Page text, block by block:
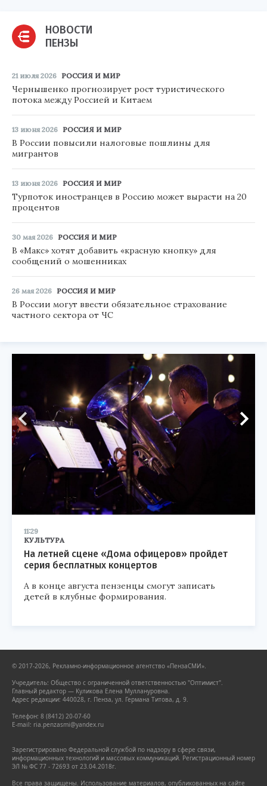
НОВОСТИ
ПЕНЗЫ
21 июля 2026 РОССИЯ И МИР
Чернышенко прогнозирует рост туристического
потока между Россией и Китаем
13 июня 2026 РОССИЯ И МИР
В России повысили налоговые пошлины для
мигрантов
13 июня 2026 РОССИЯ И МИР
Турпоток иностранцев в Россию может вырасти на 20
процентов
30 мая 2026 РОССИЯ И МИР
В «Макс» хотят добавить «красную кнопку» для
сообщений о мошенниках
26 мая 2026 РОССИЯ И МИР
В России могут ввести обязательное страхование
частного сектора от ЧС
11:29
КУЛЬТУРА
На летней сцене «Дома офицеров» пройдет
серия бесплатных концертов
А в конце августа пензенцы смогут записать
детей в клубные формирования.
© 2017-2026, Рекламно-информационное агентство «ПензаСМИ».
Учредитель: Общество с ограниченной ответственностью "Оптимист".
Главный редактор — Куликова Елена Муллануровна.
Адрес редакции: 440028, г. Пенза, ул. Германа Титова, д. 9.
Телефон: 8 (8412) 20-07-60
E-mail: ria.penzasmi@yandex.ru
Зарегистрировано Федеральной службой по надзору в сфере связи,
информационных технологий и массовых коммуникаций. Регистрационный номер
ЭЛ № ФС 77 - 72693 от 23.04.2018г.
Все права защищены. Использование материалов, опубликованных на сайте